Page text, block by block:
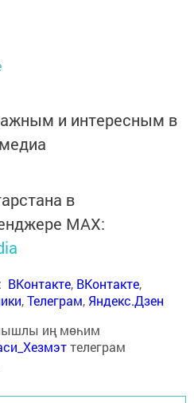
и интересным в
в
MАХ:
ВКонтакте, ВКонтакте,
,Телеграм, Яндекс.Дзен
иң мөһим
телеграм